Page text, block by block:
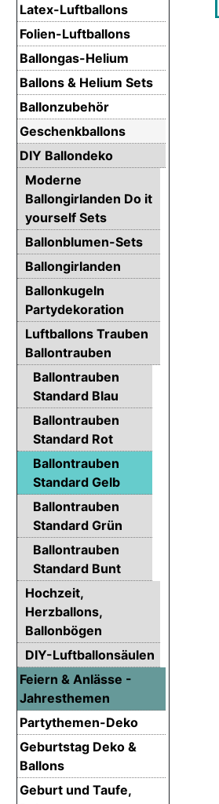
Latex-Luftballons
Folien-Luftballons
Ballongas-Helium
Ballons & Helium Sets
Ballonzubehör
Geschenkballons
DIY Ballondeko
Moderne
Ballongirlanden Do it
yourself Sets
Ballonblumen-Sets
Ballongirlanden
Ballonkugeln
Partydekoration
Luftballons Trauben
Ballontrauben
Ballontrauben
Standard Blau
Ballontrauben
Standard Rot
Ballontrauben
Standard Gelb
Ballontrauben
Standard Grün
Ballontrauben
Standard Bunt
Hochzeit,
Herzballons,
Ballonbögen
DIY-Luftballonsäulen
Feiern & Anlässe -
Jahresthemen
Partythemen-Deko
Geburtstag Deko &
Ballons
Geburt und Taufe,